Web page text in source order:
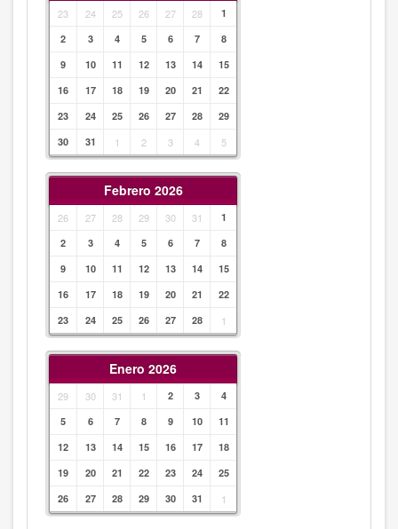
23 24 25 26 27 28
1
2
3 4 5 6 7
8
9
10 11 12 13 14
15
16
17 18 19 20 21
22
23
24 25 26 27 28
29
30
31 1 2 3 4 5
Febrero 2026
26 27 28 29 30 31
1
2
3 4 5 6 7
8
9
10 11 12 13 14
15
16
17 18 19 20 21
22
23
24 25 26 27 28 1
Enero 2026
29 30 31 1 2 3
4
5
6 7 8 9 10
11
12
13 14 15 16 17
18
19
20 21 22 23 24
25
26
27 28 29 30 31 1